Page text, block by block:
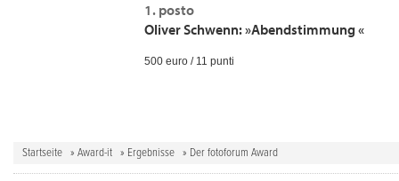
1. posto
Oliver Schwenn: »Abendstimmung «
500 euro / 11 punti
Startseite » Award-it » Ergebnisse » Der fotoforum Award